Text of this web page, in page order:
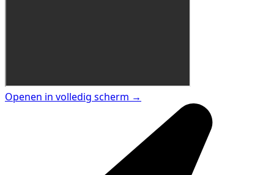
Openen in volledig scherm →